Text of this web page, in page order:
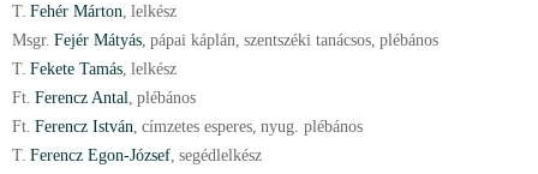
T. Fehér Márton, lelkész
Msgr. Fejér Mátyás, pápai káplán, szentszéki tanácsos, plébános
T. Fekete Tamás, lelkész
Ft. Ferencz Antal, plébános
Ft. Ferencz István, címzetes esperes, nyug. plébános
T. Ferencz Egon-József, segédlelkész